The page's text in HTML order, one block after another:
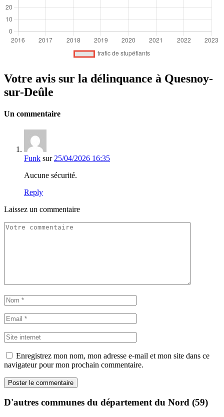
Votre avis sur la délinquance à Quesnoy-
sur-Deûle
Un commentaire
Funk sur 25/04/2026 16:35
Aucune sécurité.
Reply
Laissez un commentaire
Enregistrez mon nom, mon adresse e-mail et mon site dans ce
navigateur pour mon prochain commentaire.
D'autres communes du département du Nord (59)